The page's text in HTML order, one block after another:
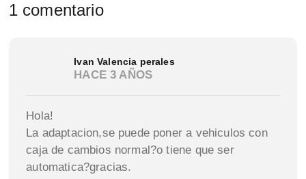
1 comentario
Ivan Valencia perales
HACE 3 AÑOS
Hola!
La adaptacion,se puede poner a vehiculos con
caja de cambios normal?o tiene que ser
automatica?gracias.